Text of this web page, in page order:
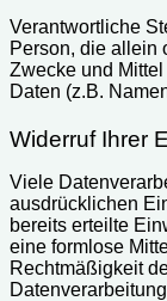
Verantwortliche
Person, die allein
Zwecke und
Daten (z.B.
Widerruf Ihrer
Viele
ausdrücklichen
bereits erteilte
eine formlose
Rechtmäßigkeit